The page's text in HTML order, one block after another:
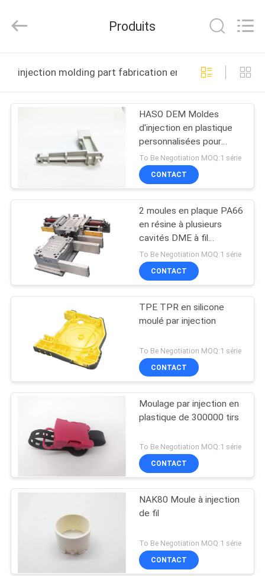
PRODUITS
SUJET
NOUS
VISITE
D'USINE
CONTRÔLE
QUALITÉ
CONTACTEZ-
NOUS
NOUVELLES
UNE
Rights
Reserved.
ECER
Produits
injection molding part fabrication en ligne
HASO DEM Moldes
d'injection en plastique
personnalisées pour
produits électriques
To Be Negotiation MOQ:1 série
CONTACT
2 moules en plaque PA66
en résine à plusieurs
cavités DME à fil
d'injection
To Be Negotiation MOQ:1 série
CONTACT
TPE TPR en silicone
moulé par injection
To Be Negotiation MOQ:1 série
CONTACT
Moulage par injection en
plastique de 300000 tirs
To Be Negotiation MOQ:1 série
CONTACT
NAK80 Moule à injection
de fil
To Be Negotiation MOQ:1 série
CONTACT